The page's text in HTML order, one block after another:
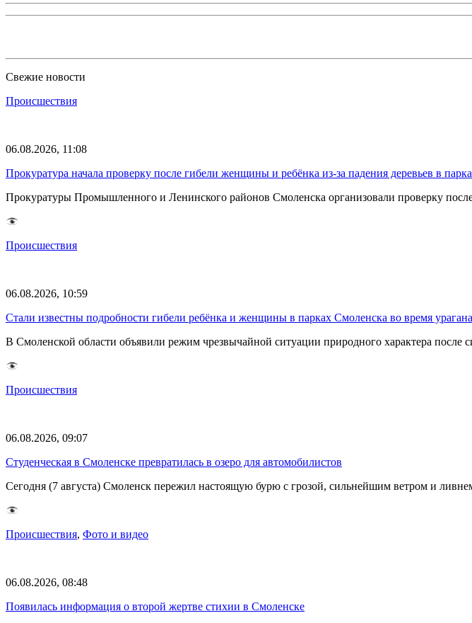
Свежие новости
Происшествия
06.08.2026, 11:08
Прокуратура начала проверку после гибели женщины и ребёнка из-за падения деревьев в
Прокуратуры Промышленного и Ленинского районов Смоленска организовали проверку
Происшествия
06.08.2026, 10:59
Стали известны подробности гибели ребёнка и женщины в парках Смоленска во время
В Смоленской области объявили режим чрезвычайной ситуации природного характера
Происшествия
06.08.2026, 09:07
Студенческая в Смоленске превратилась в озеро для автомобилистов
Сегодня (7 августа) Смоленск пережил настоящую бурю с грозой, сильнейшим ветром и
Происшествия, Фото и видео
06.08.2026, 08:48
Появилась информация о второй жертве стихии в Смоленске